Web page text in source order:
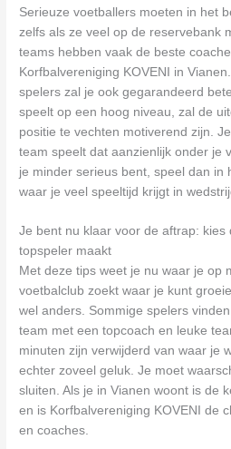
Serieuze voetballers moeten in het
zelfs als ze veel op de reservebank
teams hebben vaak de beste
Korfbalvereniging KOVENI in
spelers zal je ook gegarandeerd
speelt op een hoog niveau, zal de
positie te vechten motiverend zijn.
team speelt dat aanzienlijk onder je
je minder serieus bent, speel dan in
waar je veel speeltijd krijgt in
Je bent nu klaar voor de aftrap: kies
topspeler maakt
Met deze tips weet je nu waar je op
voetbalclub zoekt waar je kunt
wel anders. Sommige spelers
team met een topcoach en leuke
minuten zijn verwijderd van waar je
echter zoveel geluk. Je moet
sluiten. Als je in Vianen woont is de
en is Korfbalvereniging KOVENI de
en coaches.